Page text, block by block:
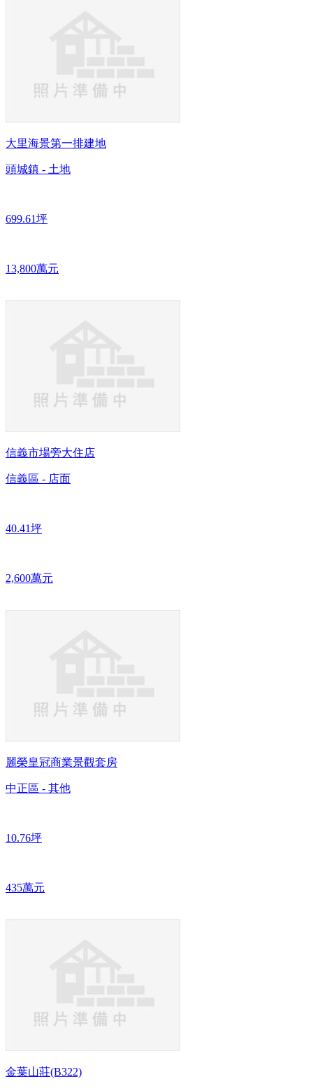
大里海景第一排建地
頭城鎮 - 土地
699.61坪
13,800萬元
信義市場旁大住店
信義區 - 店面
40.41坪
2,600萬元
麗榮皇冠商業景觀套房
中正區 - 其他
10.76坪
435萬元
金葉山莊(B322)